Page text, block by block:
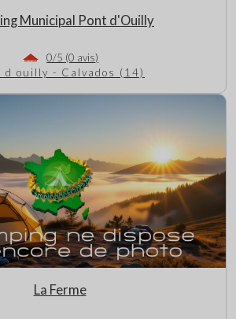
Municipal Pont d'Ouilly
0/5 (0 avis)
d ouilly - Calvados (14)
La Ferme